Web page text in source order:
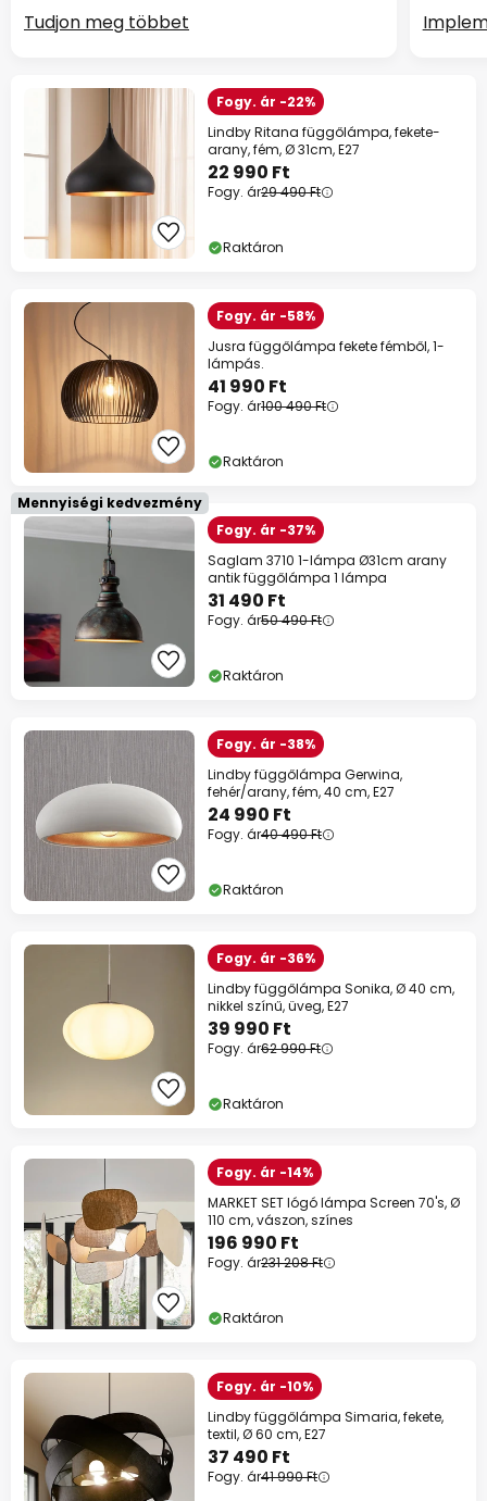
Tudjon meg többet
Fogy. ár -22%
Lindby Ritana függőlámpa, fekete-
arany, fém, Ø 31cm, E27
22 990 Ft
Fogy. ár29 490 Ft
Raktáron
Fogy. ár -58%
Jusra függőlámpa fekete fémből, 1-
lámpás.
41 990 Ft
Fogy. ár100 490 Ft
Raktáron
Mennyiségi kedvezmény
Fogy. ár -37%
Saglam 3710 1-lámpa Ø31cm arany
antik függőlámpa 1 lámpa
31 490 Ft
Fogy. ár50 490 Ft
Raktáron
Fogy. ár -38%
Lindby függőlámpa Gerwina,
fehér/arany, fém, 40 cm, E27
24 990 Ft
Fogy. ár40 490 Ft
Raktáron
Fogy. ár -36%
Lindby függőlámpa Sonika, Ø 40 cm,
nikkel színű, üveg, E27
39 990 Ft
Fogy. ár62 990 Ft
Raktáron
Fogy. ár -14%
MARKET SET lógó lámpa Screen 70's, Ø
110 cm, vászon, színes
196 990 Ft
Fogy. ár231 208 Ft
Raktáron
Fogy. ár -10%
Lindby függőlámpa Simaria, fekete,
textil, Ø 60 cm, E27
37 490 Ft
Fogy. ár41 990 Ft